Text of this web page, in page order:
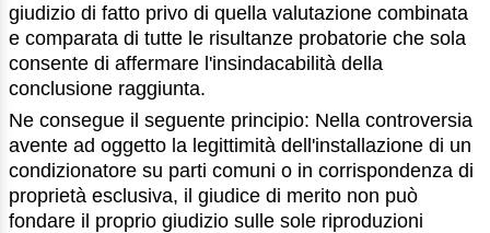
giudizio di fatto privo di quella valutazione combinata
e comparata di tutte le risultanze probatorie che sola
consente di affermare l'insindacabilità della
conclusione raggiunta.
Ne consegue il seguente principio: Nella controversia
avente ad oggetto la legittimità dell'installazione di un
condizionatore su parti comuni o in corrispondenza di
proprietà esclusiva, il giudice di merito non può
fondare il proprio giudizio sulle sole riproduzioni